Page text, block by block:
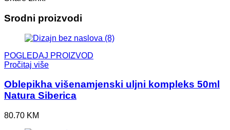
Srodni proizvodi
POGLEDAJ PROIZVOD
Pročitaj više
Oblepikha višenamjenski uljni kompleks 50ml
Natura Siberica
80.70 KM